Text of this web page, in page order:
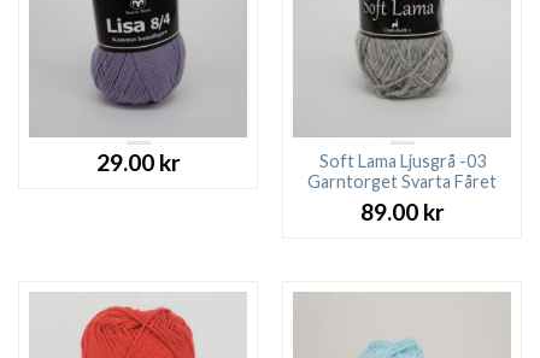
29.00 kr
Soft Lama Ljusgrå -03
Garntorget Svarta Fåret
89.00 kr